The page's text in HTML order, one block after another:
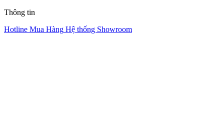
Thông tin
Hotline Mua Hàng Hệ thống Showroom